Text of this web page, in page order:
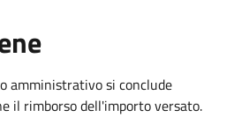
amministrativo si conclude
il rimborso dell'importo versato.